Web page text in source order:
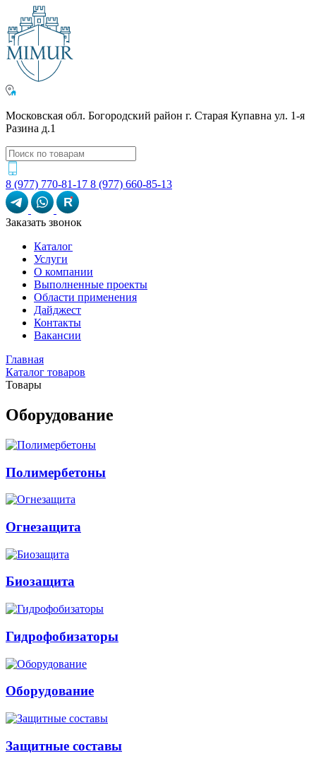
Московская обл. Богородский район г. Старая Купавна ул. 1-я
Разина д.1
8 (977) 770-81-17 8 (977) 660-85-13
R
Заказать звонок
Каталог
Услуги
О компании
Выполненные проекты
Области применения
Дайджест
Контакты
Вакансии
Главная
Каталог товаров
Товары
Оборудование
Полимербетоны
Огнезащита
Биозащита
Гидрофобизаторы
Оборудование
Защитные составы